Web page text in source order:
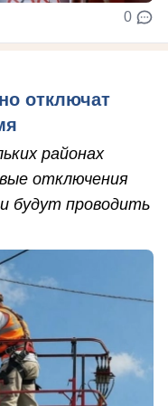
0
отключат
районах
отключения
будут проводить